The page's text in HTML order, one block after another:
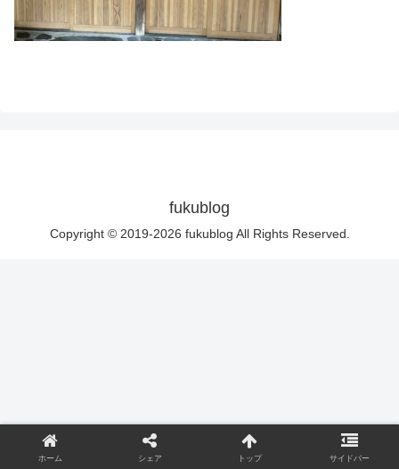
fukublog
Copyright © 2019-2026 fukublog All Rights Reserved.
ホーム シェア トップ サイドバー